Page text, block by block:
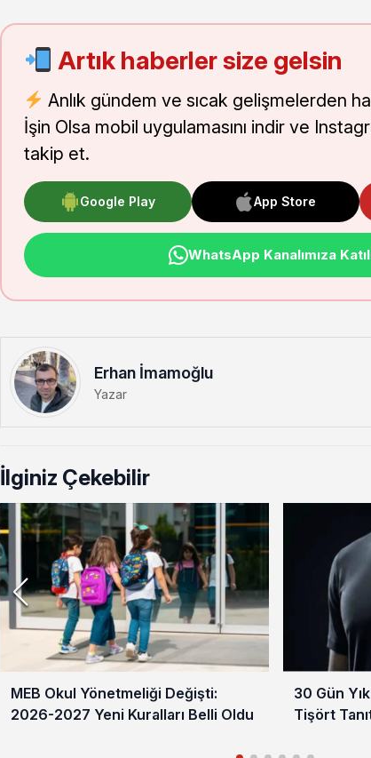
Artık haberler size gelsin
Anlık gündem ve sıcak gelişmelerden
İşin Olsa mobil uygulamasını indir ve
takip et.
Google Play App Store
WhatsApp Kanalımıza
Erhan İmamoğlu
Yazar
İlginiz Çekebilir
MEB Okul Yönetmeliği Değişti:
2026-2027 Yeni Kuralları Belli Oldu
30 Gün
Tişört